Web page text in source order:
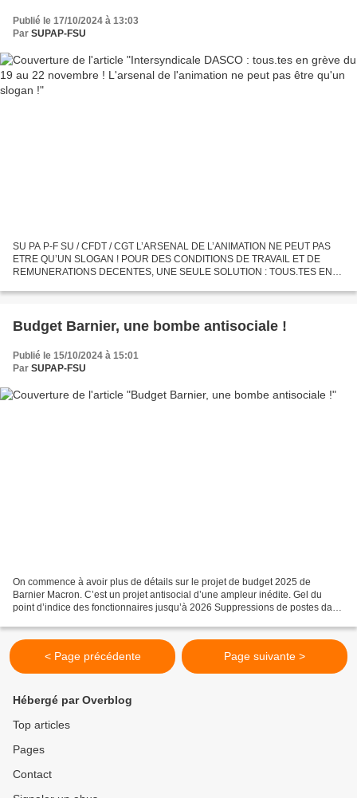
Publié le 17/10/2024 à 13:03
Par SUPAP-FSU
SU PA P-F SU / CFDT / CGT L’ARSENAL DE L’ANIMATION NE PEUT PAS
ETRE QU’UN SLOGAN ! POUR DES CONDITIONS DE TRAVAIL ET DE
REMUNERATIONS DECENTES, UNE SEULE SOLUTION : TOUS.TES EN
Après les avancées...
Budget Barnier, une bombe antisociale !
Publié le 15/10/2024 à 15:01
Par SUPAP-FSU
On commence à avoir plus de détails sur le projet de budget 2025 de
Barnier Macron. C’est un projet antisocial d’une ampleur inédite. Gel du
point d’indice des fonctionnaires jusqu’à 2026 Suppressions de postes dans
< Page précédente Page suivante >
Hébergé par Overblog
Top articles
Pages
Contact